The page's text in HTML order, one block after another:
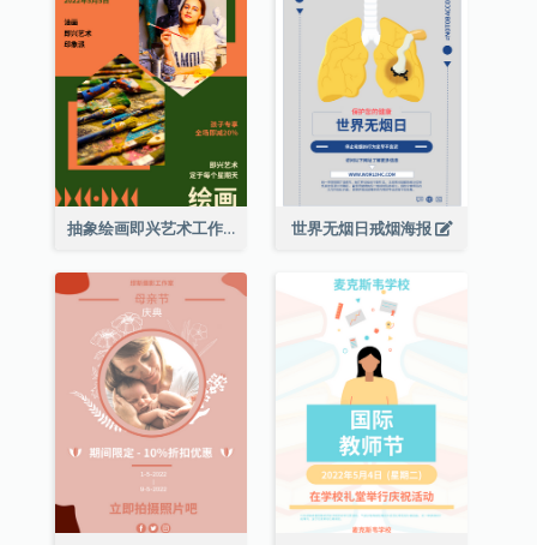
抽象绘画即兴艺术工作坊海报 世界无烟日戒烟海报